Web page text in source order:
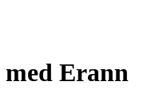
med Erann